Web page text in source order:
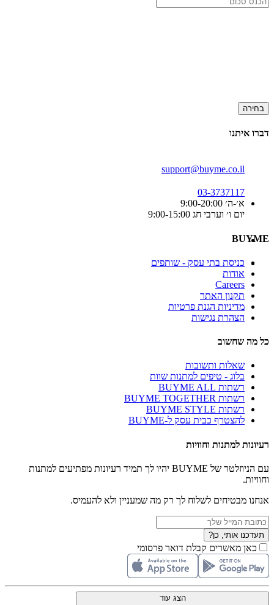
בחירה
דברו איתנו
support@buyme.co.il
03-3737117
א׳-ה׳ 9:00-20:00
יום ו׳ וערבי חג 9:00-15:00
BUYME
כניסת בתי עסק - שותפים
אודות
Careers
תקנון האתר
מדיניות הגנת פרטיות
הצהרת נגישות
כל מה שחשוב
שאלות ותשובות
בלוג - טיפים למתנות שוות
רשתות BUYME ALL
רשתות BUYME TOGETHER
רשתות BUYME STYLE
להצטרף כבית עסק ל-BUYME
רעיונות למתנות וחוויות
עם הניוזלטר של BUYME יהיו לך תמיד רעיונות מפתיעים למתנות
וחוויות.
אנחנו מבטיחים לשלוח לך רק מה שמעניין ולא להעמיס.
תעדכנו אותי, כן?
כאן מאשרים קבלת דואר פרסומי
הצג עוד